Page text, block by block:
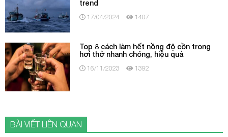
trend
17/04/2024 1407
Top 8 cách làm hết nồng độ cồn trong
hơi thở nhanh chóng, hiệu quả
16/11/2023 1392
BÀI VIẾT LIÊN QUAN